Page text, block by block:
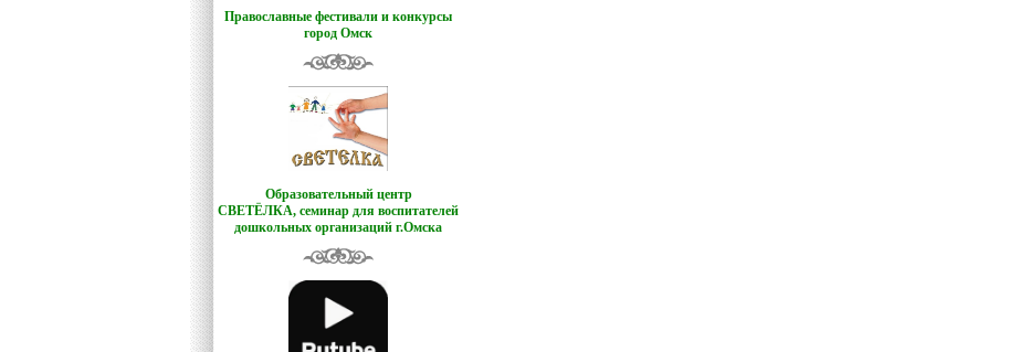
Православные фестивали и конкурсы
город Омск
Образовательный центр
СВЕТЁЛКА, семинар для воспитателей
дошкольных организаций г.Омска